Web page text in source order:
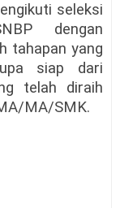
seleksi
dengan
tahapan yang
siap dari
telah diraih
MA/SMK.